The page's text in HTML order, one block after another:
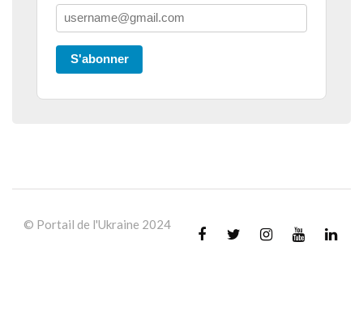
S'abonner
© Portail de l'Ukraine 2024